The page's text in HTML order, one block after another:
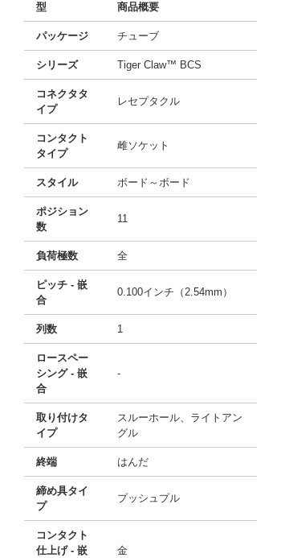
型 商品概要
パッケージ チューブ
シリーズ Tiger Claw™ BCS
コネクタタ
イプ
レセプタクル
コンタクト
タイプ
雌ソケット
スタイル ボード～ボード
ポジション
数
11
負荷極数 全
ピッチ - 嵌
合
0.100インチ（2.54mm）
列数 1
ロースペー
シング - 嵌
合
-
取り付けタ
イプ
スルーホール、ライトアン
グル
終端 はんだ
締め具タイ
プ
プッシュプル
コンタクト
仕上げ - 嵌
金